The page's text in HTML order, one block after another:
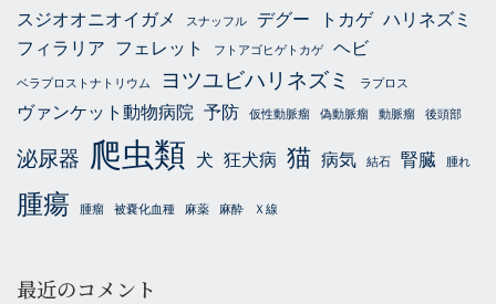
スジオオニオイガメ
スナッフル デグー トカゲ ハリネズミ
フィラリア フェレット フトアゴヒゲトカゲ ヘビ
ベラプロストナトリウム ヨツユビハリネズミ ラプロス
ヴァンケット動物病院 予防 仮性動脈瘤 偽動脈瘤 動脈瘤 後頭部
泌尿器 爬虫類 犬 狂犬病 猫 病気 結石 腎臓 腫れ
腫瘍 腫瘤 被嚢化血種 麻薬 麻酔 Ｘ線
最近のコメント